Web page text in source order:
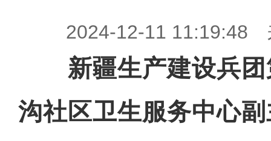
2024-12-11 11:19:48
新疆生产建设兵
沟社区卫生服务中心